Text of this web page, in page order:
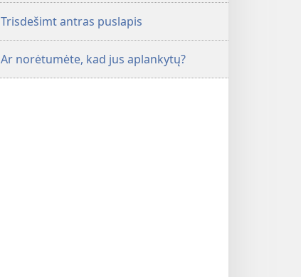
Trisdešimt antras puslapis
Ar norėtumėte, kad jus aplankytų?